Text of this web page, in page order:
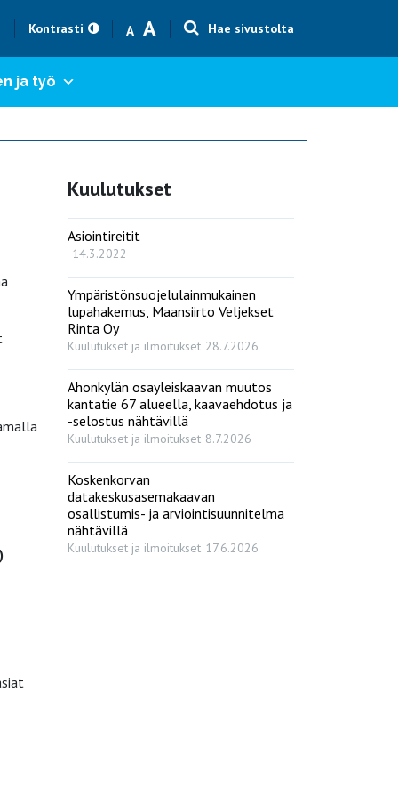
Kontrasti A
Text size smaller
AText size bigger
Hae sivustolta
ja työ
Kuulutukset
Asiointireitit
14.3.2022
Ympäristönsuojelulainmukainen
lupahakemus, Maansiirto Veljekset
Rinta Oy
Kuulutukset ja ilmoitukset 28.7.2026
Ahonkylän osayleiskaavan muutos
kantatie 67 alueella, kaavaehdotus ja
-selostus nähtävillä
Kuulutukset ja ilmoitukset 8.7.2026
Koskenkorvan
datakeskusasemakaavan
osallistumis- ja arviointisuunnitelma
nähtävillä
Kuulutukset ja ilmoitukset 17.6.2026